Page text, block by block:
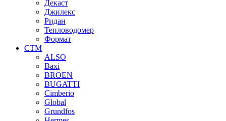
Декаст
Джилекс
Ридан
Тепловодомер
Формат
СТМ
ALSO
Baxi
BROEN
BUGATTI
Cimberio
Global
Grundfos